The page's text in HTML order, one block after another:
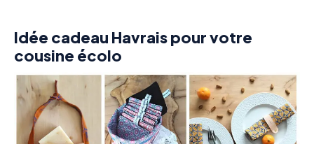
Idée cadeau Havrais pour votre
cousine écolo